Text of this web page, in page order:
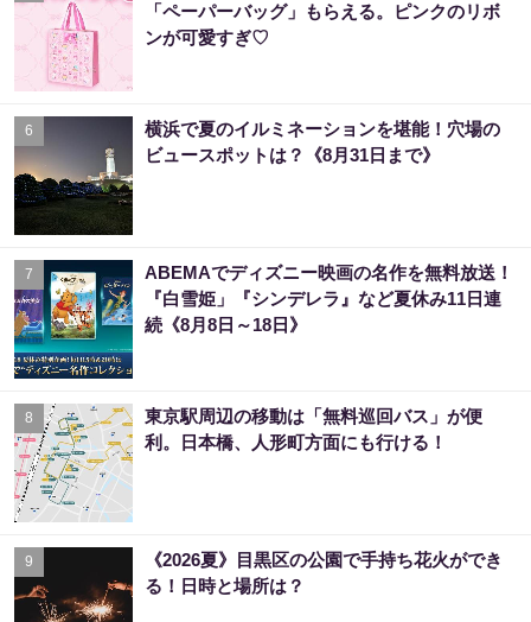
「ペーパーバッグ」もらえる。ピンクのリボ
ンが可愛すぎ♡
6
横浜で夏のイルミネーションを堪能！穴場の
ビュースポットは？《8月31日まで》
7
ABEMAでディズニー映画の名作を無料放送！
『白雪姫」『シンデレラ』など夏休み11日連
続《8月8日～18日》
8
東京駅周辺の移動は「無料巡回バス」が便
利。日本橋、人形町方面にも行ける！
9
《2026夏》目黒区の公園で手持ち花火ができ
る！日時と場所は？